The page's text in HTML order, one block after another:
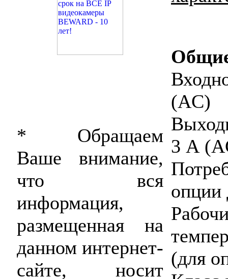
* Обращаем
Ваше внимание,
что вся
информация,
размещенная на
данном интернет-
сайте, носит
(AC)
3 А
(для